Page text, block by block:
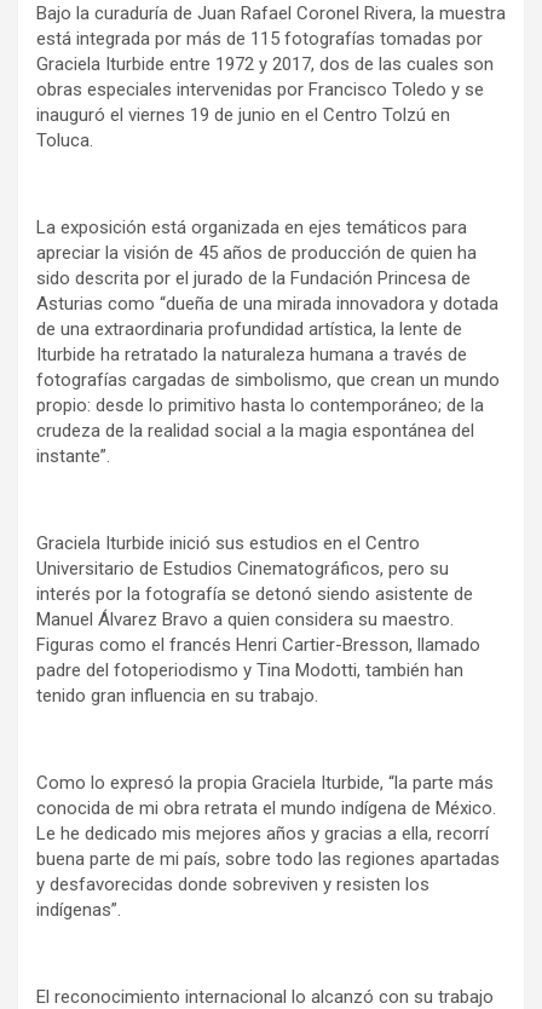
Bajo la curaduría de Juan Rafael Coronel Rivera, la muestra
está integrada por más de 115 fotografías tomadas por
Graciela Iturbide entre 1972 y 2017, dos de las cuales son
obras especiales intervenidas por Francisco Toledo y se
inauguró el viernes 19 de junio en el Centro Tolzú en
Toluca.
La exposición está organizada en ejes temáticos para
apreciar la visión de 45 años de producción de quien ha
sido descrita por el jurado de la Fundación Princesa de
Asturias como “dueña de una mirada innovadora y dotada
de una extraordinaria profundidad artística, la lente de
Iturbide ha retratado la naturaleza humana a través de
fotografías cargadas de simbolismo, que crean un mundo
propio: desde lo primitivo hasta lo contemporáneo; de la
crudeza de la realidad social a la magia espontánea del
instante”.
Graciela Iturbide inició sus estudios en el Centro
Universitario de Estudios Cinematográficos, pero su
interés por la fotografía se detonó siendo asistente de
Manuel Álvarez Bravo a quien considera su maestro.
Figuras como el francés Henri Cartier-Bresson, llamado
padre del fotoperiodismo y Tina Modotti, también han
tenido gran influencia en su trabajo.
Como lo expresó la propia Graciela Iturbide, “la parte más
conocida de mi obra retrata el mundo indígena de México.
Le he dedicado mis mejores años y gracias a ella, recorrí
buena parte de mi país, sobre todo las regiones apartadas
y desfavorecidas donde sobreviven y resisten los
indígenas”.
El reconocimiento internacional lo alcanzó con su trabajo